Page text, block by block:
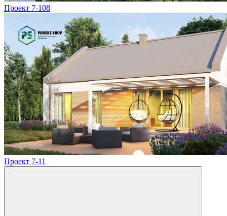
Проект 7-108
Проект 7-11